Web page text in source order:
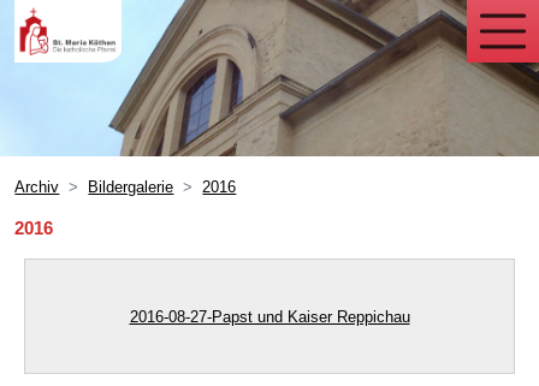
Archiv Bildergalerie 2016
2016
2016-08-27-Papst und Kaiser Reppichau